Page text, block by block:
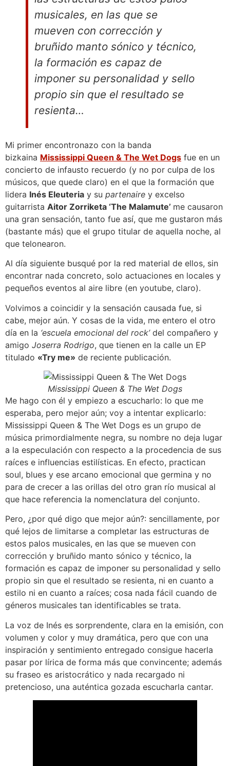
musicales, en las que se
mueven con corrección y
bruñido manto sónico y técnico,
la formación es capaz de
imponer su personalidad y sello
propio sin que el resultado se
resienta…
Mi primer encontronazo con la banda
bizkaina Mississippi Queen & The Wet Dogs fue en un
concierto de infausto recuerdo (y no por culpa de los
músicos, que quede claro) en el que la formación que
lidera Inés Eleuteria y su partenaire y excelso
guitarrista Aitor Zorriketa ‘The Malamute’ me causaron
una gran sensación, tanto fue así, que me gustaron más
(bastante más) que el grupo titular de aquella noche, al
que telonearon.
Al día siguiente busqué por la red material de ellos, sin
encontrar nada concreto, solo actuaciones en locales y
pequeños eventos al aire libre (en youtube, claro).
Volvimos a coincidir y la sensación causada fue, si
cabe, mejor aún. Y cosas de la vida, me entero el otro
día en la ‘escuela emocional del rock’ del compañero y
amigo Joserra Rodrigo, que tienen en la calle un EP
titulado «Try me» de reciente publicación.
Mississippi Queen & The Wet Dogs
Me hago con él y empiezo a escucharlo: lo que me
esperaba, pero mejor aún; voy a intentar explicarlo:
Mississippi Queen & The Wet Dogs es un grupo de
música primordialmente negra, su nombre no deja lugar
a la especulación con respecto a la procedencia de sus
raíces e influencias estilísticas. En efecto, practican
soul, blues y ese arcano emocional que germina y no
para de crecer a las orillas del otro gran río musical al
que hace referencia la nomenclatura del conjunto.
Pero, ¿por qué digo que mejor aún?: sencillamente, por
qué lejos de limitarse a completar las estructuras de
estos palos musicales, en las que se mueven con
corrección y bruñido manto sónico y técnico, la
formación es capaz de imponer su personalidad y sello
propio sin que el resultado se resienta, ni en cuanto a
estilo ni en cuanto a raíces; cosa nada fácil cuando de
géneros musicales tan identificables se trata.
La voz de Inés es sorprendente, clara en la emisión, con
volumen y color y muy dramática, pero que con una
inspiración y sentimiento entregado consigue hacerla
pasar por lírica de forma más que convincente; además
su fraseo es aristocrático y nada recargado ni
pretencioso, una auténtica gozada escucharla cantar.